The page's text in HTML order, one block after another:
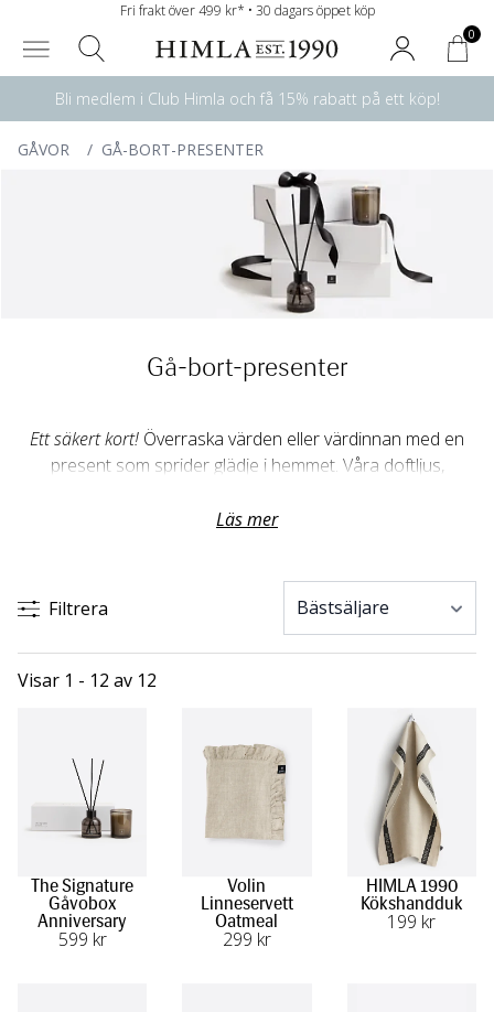
Fri frakt över 499 kr* • 30 dagars öppet köp
0
Bli medlem i Club Himla och få 15% rabatt på ett köp!
GÅVOR / GÅ-BORT-PRESENTER
Gå-bort-presenter
Ett säkert kort! Överraska värden eller värdinnan med en
present som sprider glädje i hemmet. Våra doftljus,
inbjudande atmosfär, och mjuka handdukar till badrummet
Kökstextilier och linneservetter är uppskattade gåvor som
sätter en personlig prägel på bordet. En genomtänkt gå-
bort-present visar omtanke och gör varje tillställning ännu
Läs mer
Filtrera
Visar 1 - 12 av 12
The Signature
Gåvobox
Anniversary
599 kr
Volin
Linneservett
Oatmeal
299 kr
HIMLA 1990
Kökshandduk
199 kr